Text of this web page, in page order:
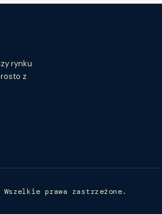
rynku
z
Wszelkie prawa zastrzeżone.